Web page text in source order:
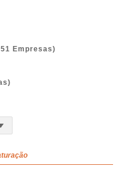
Empresas)